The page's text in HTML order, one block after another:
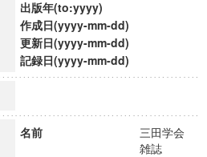
出版年(to:yyyy)
作成日(yyyy-mm-dd)
更新日(yyyy-mm-dd)
記録日(yyyy-mm-dd)
名前
三田学会
雑誌